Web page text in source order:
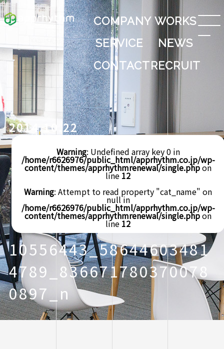
COMPANY WORKS
SERVICE
NEWS
CONTACTRECRUIT
2014.10.22
Warning: Undefined array key 0 in
/home/r6626976/public_html/apprhythm.co.jp/wp-
content/themes/apprhythmrenewal/single.phpon
line 12
Warning: Attempt to read property "cat_name" on
null in
/home/r6626976/public_html/apprhythm.co.jp/wp-
content/themes/apprhythmrenewal/single.phpon
line 12
10556443_58644603481
4789_836671780370078
0897_n